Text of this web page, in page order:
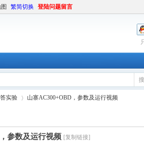
繁简切换 登陆问题留言
实验
›
山寨AC300+OBD，参数及运行视频
参数及运行视频 [复制链接]